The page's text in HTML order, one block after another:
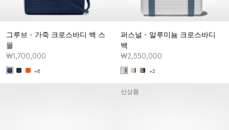
그루브 - 가죽 크로스바디 백 스
몰
₩1,700,000
+6
퍼스널 - 알루미늄 크로스바디
백
₩2,550,000
+2
신상품